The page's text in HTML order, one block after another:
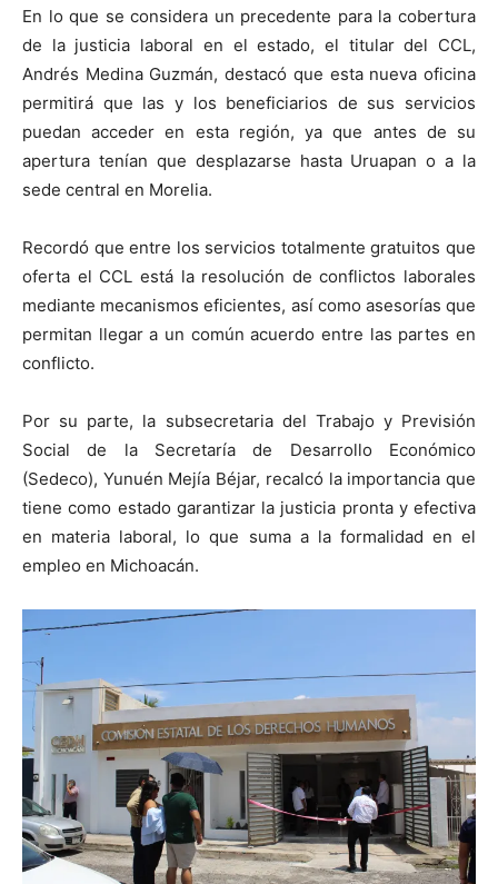
En lo que se considera un precedente para la cobertura
de la justicia laboral en el estado, el titular del CCL,
Andrés Medina Guzmán, destacó que esta nueva oficina
permitirá que las y los beneficiarios de sus servicios
puedan acceder en esta región, ya que antes de su
apertura tenían que desplazarse hasta Uruapan o a la
sede central en Morelia.
Recordó que entre los servicios totalmente gratuitos que
oferta el CCL está la resolución de conflictos laborales
mediante mecanismos eficientes, así como asesorías que
permitan llegar a un común acuerdo entre las partes en
conflicto.
Por su parte, la subsecretaria del Trabajo y Previsión
Social de la Secretaría de Desarrollo Económico
(Sedeco), Yunuén Mejía Béjar, recalcó la importancia que
tiene como estado garantizar la justicia pronta y efectiva
en materia laboral, lo que suma a la formalidad en el
empleo en Michoacán.